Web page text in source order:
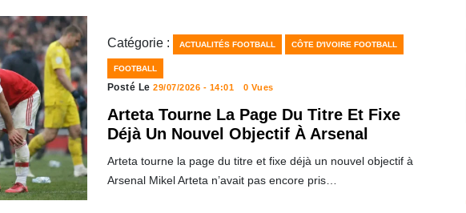
Catégorie : ACTUALITÉS FOOTBALL CÔTE D'IVOIRE FOOTBALL
FOOTBALL
Posté Le29/07/2026 - 14:01 0 Vues
Arteta Tourne La Page Du Titre Et Fixe
Déjà Un Nouvel Objectif À Arsenal
Arteta tourne la page du titre et fixe déjà un nouvel objectif à
Arsenal Mikel Arteta n’avait pas encore pris…